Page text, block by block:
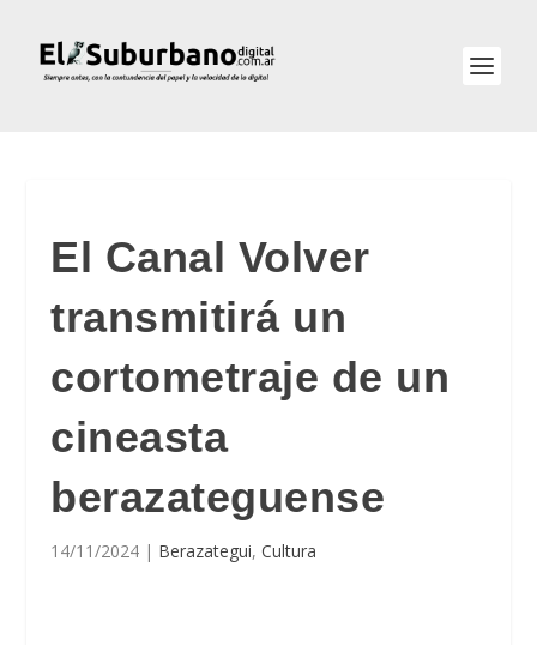
El Canal Volver
transmitirá un
cortometraje de un
cineasta
berazateguense
14/11/2024 | Berazategui,Cultura